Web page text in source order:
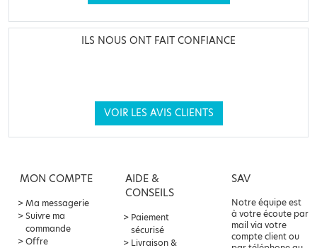
ILS NOUS ONT FAIT CONFIANCE
VOIR LES AVIS CLIENTS
MON COMPTE
Ma messagerie
Suivre ma
commande
Offre
AIDE &
CONSEILS
Paiement
sécurisé
Livraison &
SAV
Notre équipe est
à votre écoute par
mail via votre
compte client ou